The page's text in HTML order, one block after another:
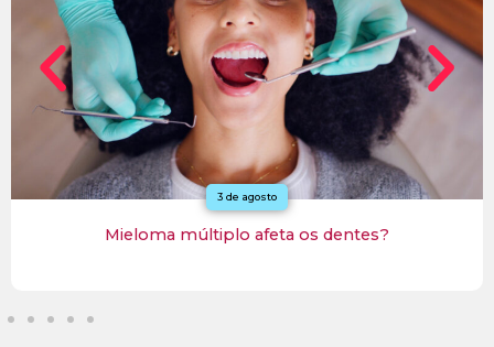
3 de agosto
Mieloma múltiplo afeta os dentes?